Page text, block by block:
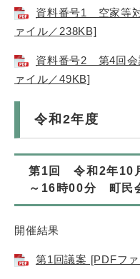
資料番号1 空家等
ァイル／238KB]
資料番号2 第4回会
ァイル／49KB]
令和2年度
第1回 令和2年10
～16時00分 町
開催結果
第1回議案 [PDFフ